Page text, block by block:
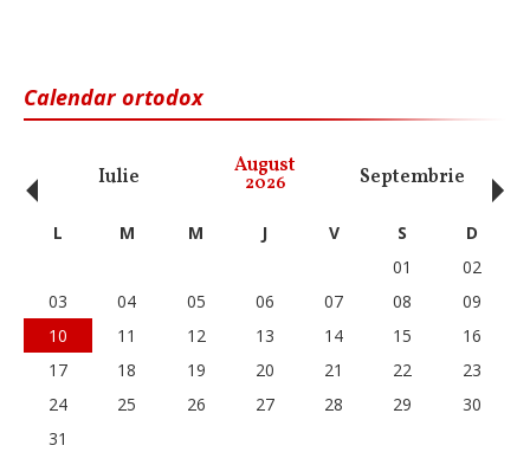
Calendar ortodox
Iulie August
2026 Septembrie
‹ L M M J V S
D
01
02
03
04 05 06 07 08
09
10
11 12 13 14 15
16
17
18 19 20 21 22
23
24
25 26 27 28 29
30
31